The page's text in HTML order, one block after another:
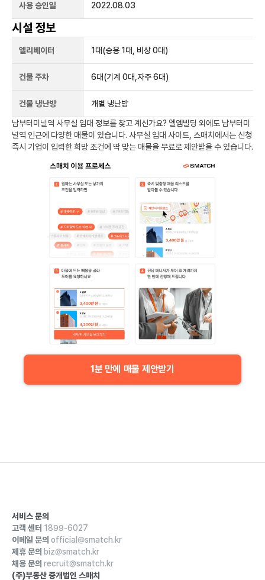
사용 승인일 2022.08.03
시설 정보
엘리베이터 1 대(승용 1대, 비상 0대)
건물 주차 6대(기계 0대,자주 6대)
건물 냉난방 개별 냉난방
남부터미널역 사무실 임대 정보를 찾고 계신가요? 엘엠빌딩 외에도 남부터미
널역 인근에 다양한 매물이 있습니다. 사무실 임대 사이트, 스매치에서는 신청
즉시 기업이 입력한 희망 조건에 딱 맞는 매물을 무료로 제안받을 수 있습니다.
1분 만에 매물 제안받기
서비스 문의
고객 센터 1899-6027
이메일 문의 official@smatch.kr
제휴 문의 biz@smatch.kr
채용 문의 recruit@smatch.kr
(주)부동산 중개법인 스매치